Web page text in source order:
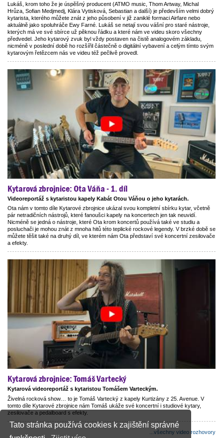
Tato stránka používá cookies k zajištění správné
Lukáš, krom toho že je úspěšný producent (ATMO music, Thom Artway, Michal
Hrůza, Sofian Medjmedj, Klára Vytisková, Sebastian a další) je především velmi dobrý
kytarista, kterého můžete znát z jeho působení v již zaniklé formaci Airfare nebo
aktuálně jako spoluhráče Ewy Farné. Lukáš se netají svou vášní pro staré nástroje,
kterých má ve své sbírce už pěknou řádku a které nám ve videu skoro všechny
předvedel. Jeho kytarový zvuk byl vždy postaven na čistě analogovém základu,
nicméně v poslední době ho rozšířil částečně o digitální vybavení a celým tímto svým
kytarovým řetězcem nás ve videu též pečlivě provedl.
Kytarová zbrojnice: Ota Váňa - 1. díl
Videoreportáž s kytaristou kapely Kabát Otou Váňou o jeho kytarách.
Ota nám v tomto díle Kytarové zbrojnice ukázal svou kompletní sbírku kytar, včetně
pár netradičních nástrojů, které fanoušci kapely na koncertech jen tak neuvidí.
Nicméně se jedná o nástroje, které Ota krom koncertů používá také ve studiu a
posluchači je mohou znát z mnoha hitů této teplické rockové legendy. V brzké době se
můžete těšit také na druhý díl, ve kterém nám Ota představí své koncertní zesilovače
a efekty.
Kytarová zbrojnice: Tomáš Vartecký
Kytarová videoreportáž s kytaristou Tomášem Varteckým.
Živelná rocková show… to je Tomáš Vartecký z kapely Kurtizány z 25. Avenue. V
tomto díle Kytarové zbrojnice nám Tomáš ukáže své koncertní i studiové kytary,
zesilovače a pedalboard s efekty.
...všechny video rozhovory